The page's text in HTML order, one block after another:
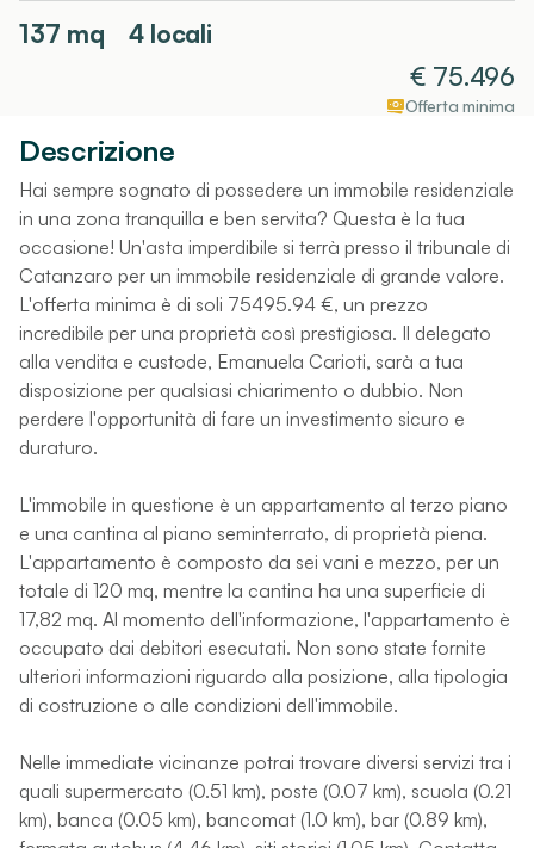
137 mq
4 locali
€ 75.496
Offerta minima
Descrizione
Hai sempre sognato di possedere un immobile residenziale
in una zona tranquilla e ben servita? Questa è la tua
occasione! Un'asta imperdibile si terrà presso il tribunale di
Catanzaro per un immobile residenziale di grande valore.
L'offerta minima è di soli 75495.94 €, un prezzo
incredibile per una proprietà così prestigiosa. Il delegato
alla vendita e custode, Emanuela Carioti, sarà a tua
disposizione per qualsiasi chiarimento o dubbio. Non
perdere l'opportunità di fare un investimento sicuro e
duraturo.
L'immobile in questione è un appartamento al terzo piano
e una cantina al piano seminterrato, di proprietà piena.
L'appartamento è composto da sei vani e mezzo, per un
totale di 120 mq, mentre la cantina ha una superficie di
17,82 mq. Al momento dell'informazione, l'appartamento è
occupato dai debitori esecutati. Non sono state fornite
ulteriori informazioni riguardo alla posizione, alla tipologia
di costruzione o alle condizioni dell'immobile.
Nelle immediate vicinanze potrai trovare diversi servizi tra i
quali supermercato (0.51 km), poste (0.07 km), scuola (0.21
km), banca (0.05 km), bancomat (1.0 km), bar (0.89 km),